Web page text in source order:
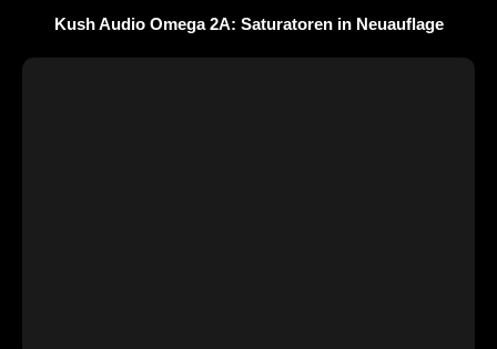
Kush Audio Omega 2A: Saturatoren in Neuauflage